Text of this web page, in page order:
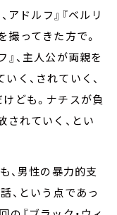
アドルフ』『ベルリ
撮ってきた方で。
、主人公が両親を
く、されていく、
ども。ナチスが負
されていく、とい
、男性の暴力的支
、という点であっ